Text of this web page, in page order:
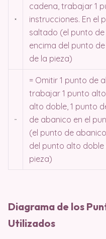
cadena, trabajar 1
instrucciones. En el
saltado (el punto
encima del punto
de la pieza)
= Omitir 1 punto de
trabajar 1 punto
alto doble, 1 punto
de abanico en el
(el punto de
del punto alto
pieza)
Diagrama de los
Utilizados